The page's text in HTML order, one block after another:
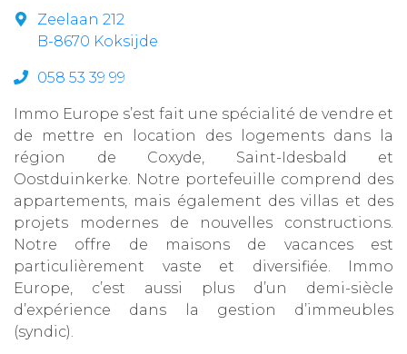
Zeelaan 212
B-8670 Koksijde
058 53 39 99
Immo Europe s’est fait une spécialité de vendre et
de mettre en location des logements dans la
région de Coxyde, Saint-Idesbald et
Oostduinkerke. Notre portefeuille comprend des
appartements, mais également des villas et des
projets modernes de nouvelles constructions.
Notre offre de maisons de vacances est
particulièrement vaste et diversifiée. Immo
Europe, c’est aussi plus d’un demi-siècle
d’expérience dans la gestion d’immeubles
(syndic).